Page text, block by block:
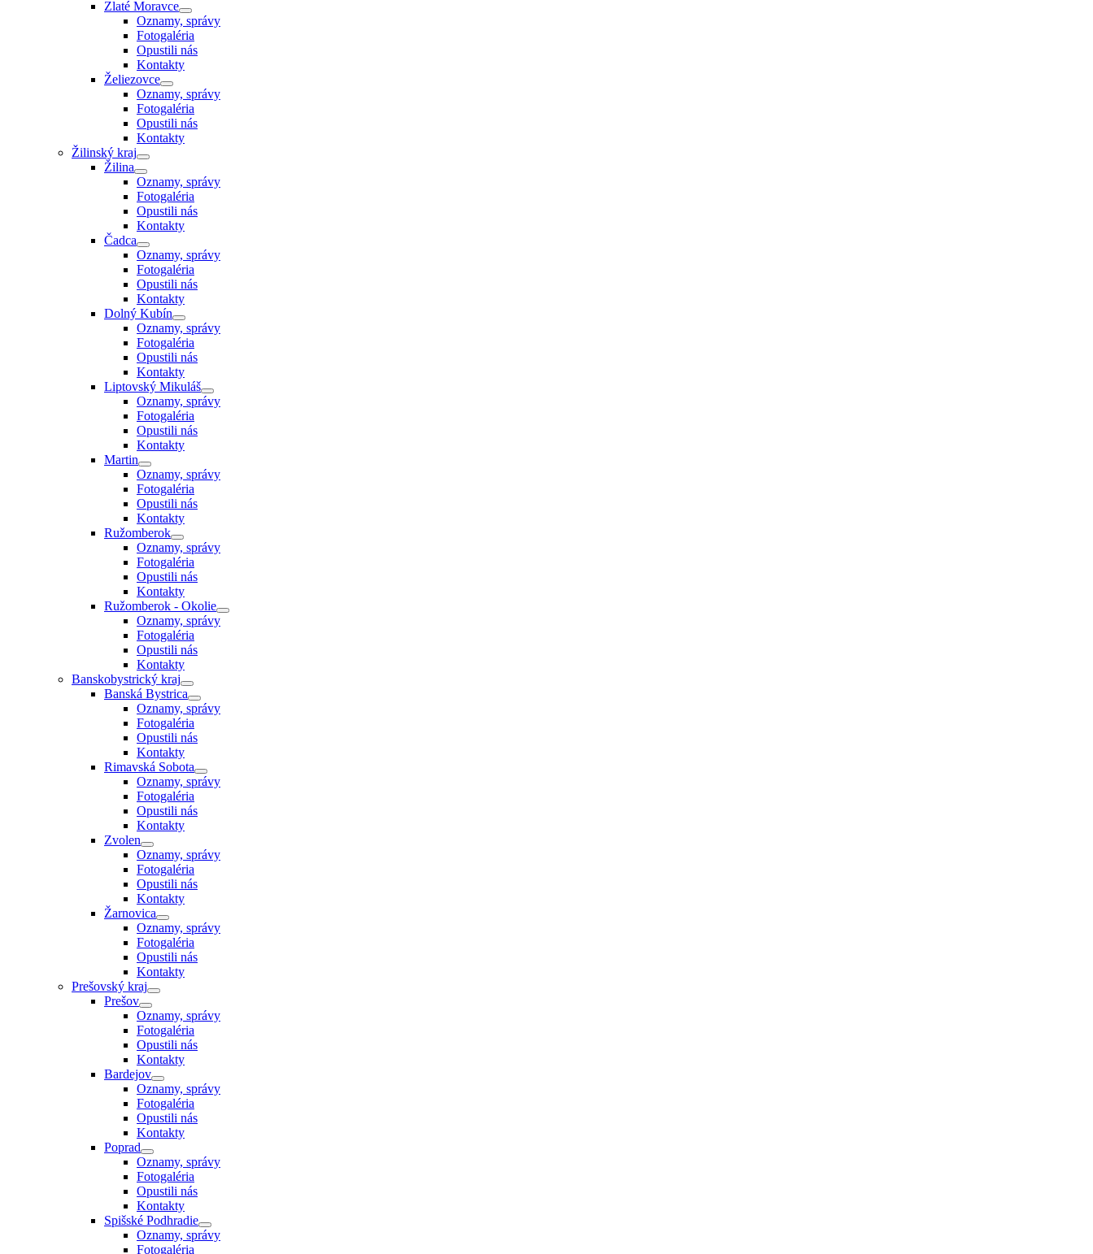
Zlaté Moravce
Oznamy, správy
Fotogaléria
Opustili nás
Kontakty
Želiezovce
Oznamy, správy
Fotogaléria
Opustili nás
Kontakty
Žilinský kraj
Žilina
Oznamy, správy
Fotogaléria
Opustili nás
Kontakty
Čadca
Oznamy, správy
Fotogaléria
Opustili nás
Kontakty
Dolný Kubín
Oznamy, správy
Fotogaléria
Opustili nás
Kontakty
Liptovský Mikuláš
Oznamy, správy
Fotogaléria
Opustili nás
Kontakty
Martin
Oznamy, správy
Fotogaléria
Opustili nás
Kontakty
Ružomberok
Oznamy, správy
Fotogaléria
Opustili nás
Kontakty
Ružomberok - Okolie
Oznamy, správy
Fotogaléria
Opustili nás
Kontakty
Banskobystrický kraj
Banská Bystrica
Oznamy, správy
Fotogaléria
Opustili nás
Kontakty
Rimavská Sobota
Oznamy, správy
Fotogaléria
Opustili nás
Kontakty
Zvolen
Oznamy, správy
Fotogaléria
Opustili nás
Kontakty
Žarnovica
Oznamy, správy
Fotogaléria
Opustili nás
Kontakty
Prešovský kraj
Prešov
Oznamy, správy
Fotogaléria
Opustili nás
Kontakty
Bardejov
Oznamy, správy
Fotogaléria
Opustili nás
Kontakty
Poprad
Oznamy, správy
Fotogaléria
Opustili nás
Kontakty
Spišské Podhradie
Oznamy, správy
Fotogaléria